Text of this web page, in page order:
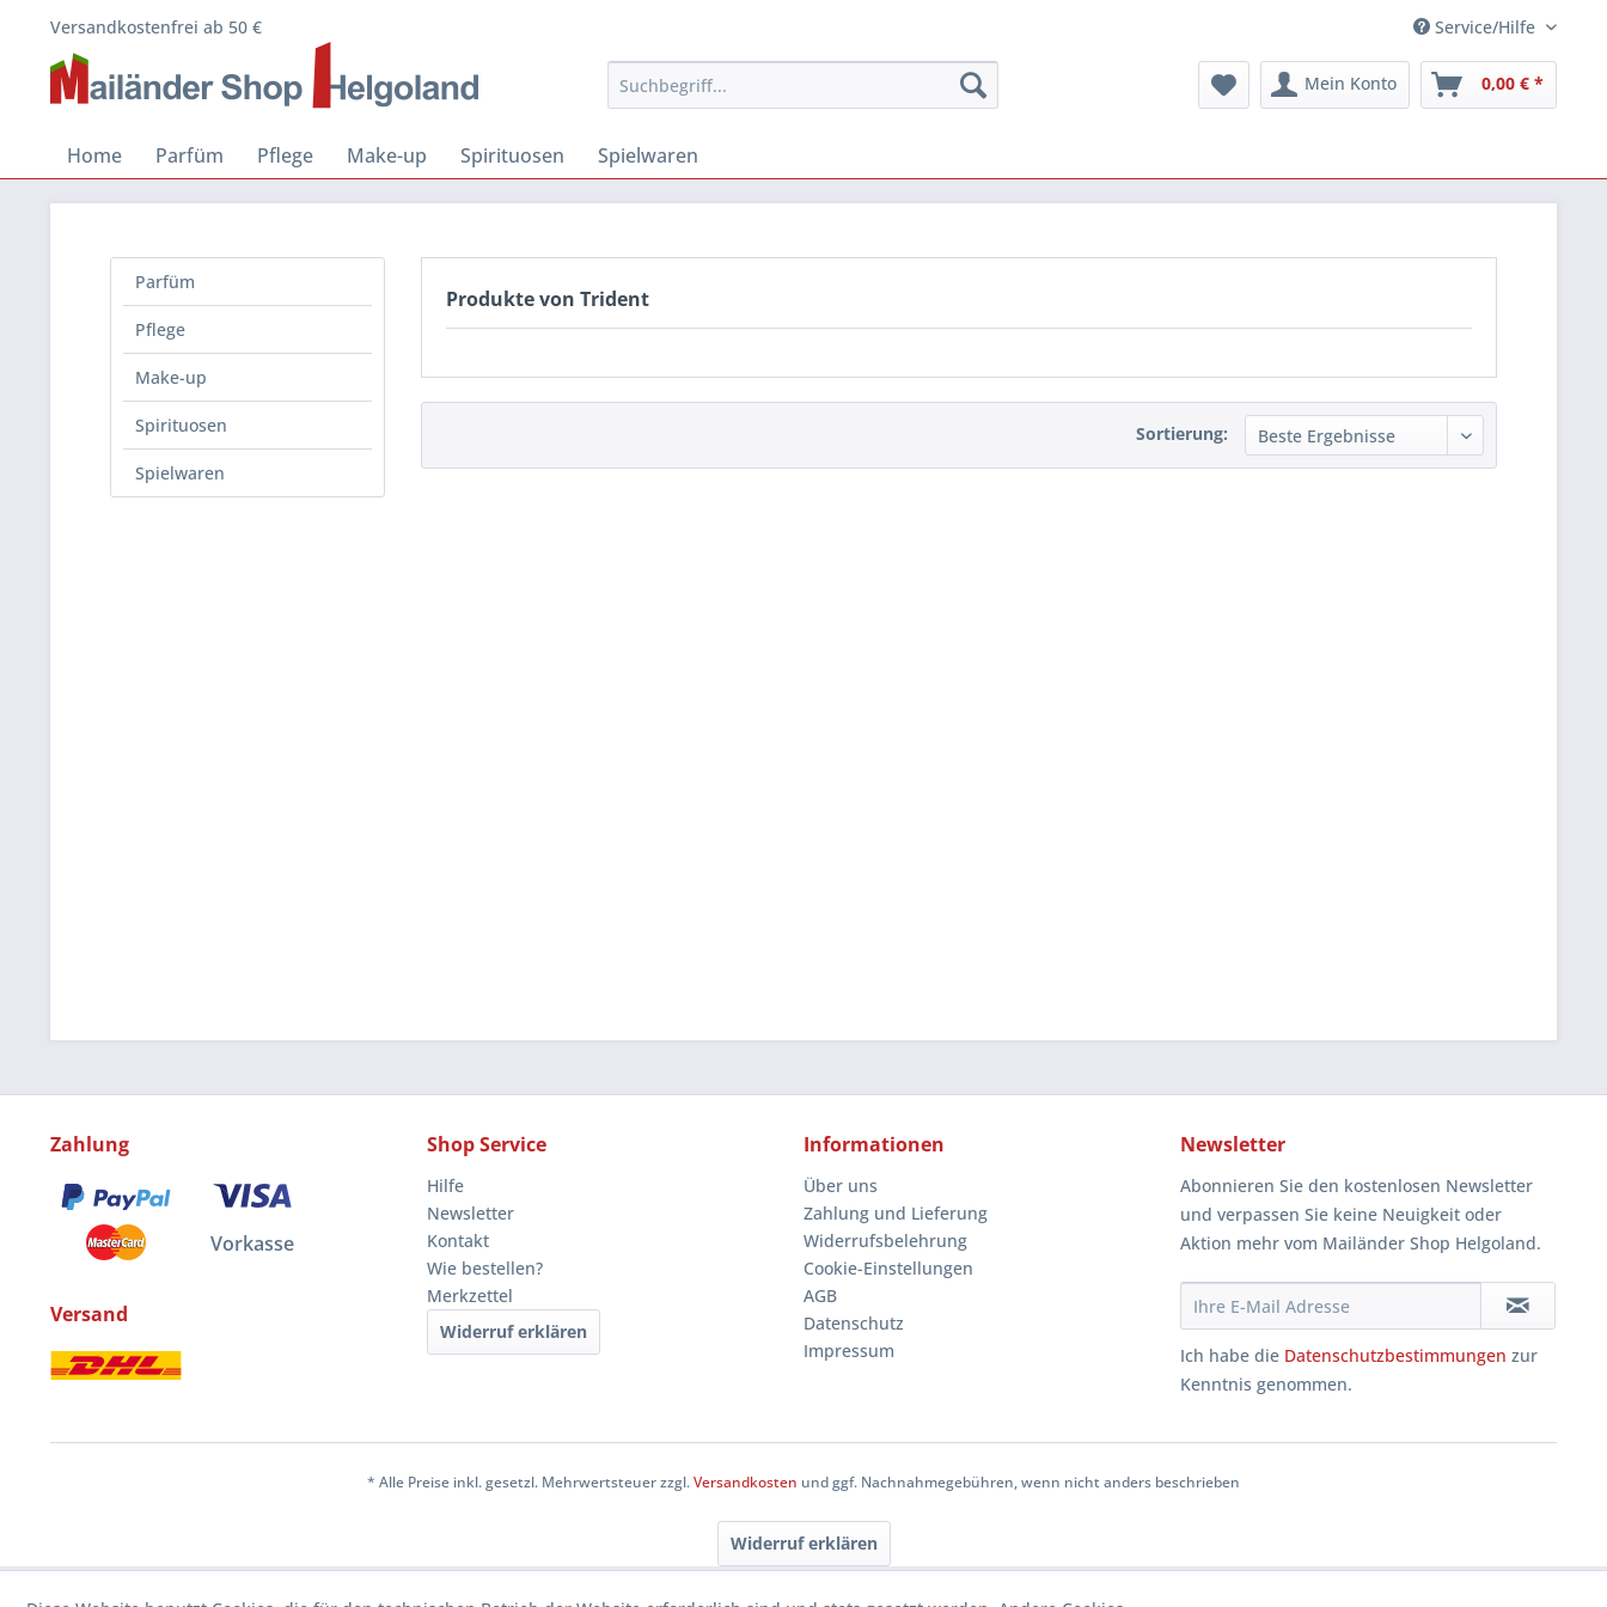
Versandkostenfrei ab 50 € Service/Hilfe
Mein Konto 0,00 € *
Home Parfüm Pflege Make-up Spirituosen Spielwaren
Parfüm
Pflege
Make-up
Spirituosen
Spielwaren
Produkte von Trident
Sortierung:
Zahlung
Vorkasse
Versand
Shop Service
Hilfe
Newsletter
Kontakt
Wie bestellen?
Merkzettel
Widerruf erklären
Informationen
Über uns
Zahlung und Lieferung
Widerrufsbelehrung
Cookie-Einstellungen
AGB
Datenschutz
Impressum
Newsletter
Abonnieren Sie den kostenlosen Newsletter
und verpassen Sie keine Neuigkeit oder
Aktion mehr vom Mailänder Shop Helgoland.
Ich habe die Datenschutzbestimmungen zur
Kenntnis genommen.
* Alle Preise inkl. gesetzl. Mehrwertsteuer zzgl.Versandkosten und ggf. Nachnahmegebühren, wenn nicht anders beschrieben
Widerruf erklären